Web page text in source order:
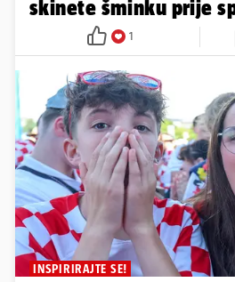
skinete šminku prije
1
INSPIRIRAJTE SE!